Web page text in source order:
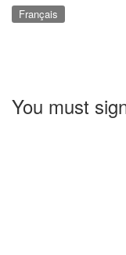
Français
You must